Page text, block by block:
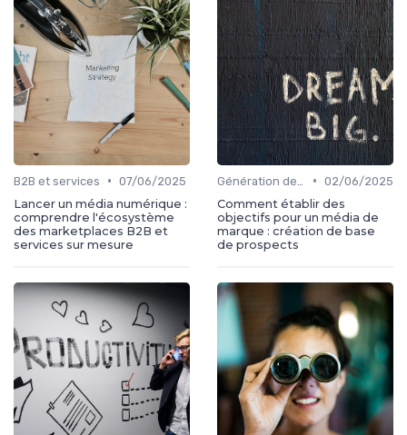
B2B et services • 07/06/2025
Lancer un média numérique :
comprendre l'écosystème
des marketplaces B2B et
services sur mesure
• 02/06/2025
Comment établir des
objectifs pour un média de
marque : création de base
de prospects